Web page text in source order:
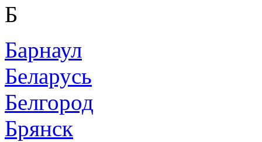
Б
Барнаул
Беларусь
Белгород
Брянск